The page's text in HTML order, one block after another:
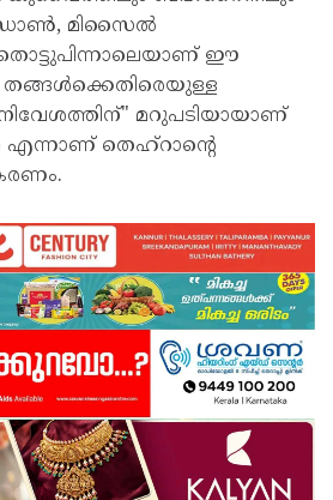
മിസൈൽ
ഈ
തങ്ങൾക്കെതിരെയുള്ള
മറുപടിയായാണ്
തെഹ്‌റാന്റെ